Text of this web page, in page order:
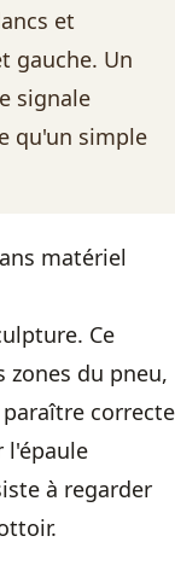
et
gauche. Un
signale
qu'un simple
matériel
Ce
du pneu,
correcte
l'épaule
à regarder